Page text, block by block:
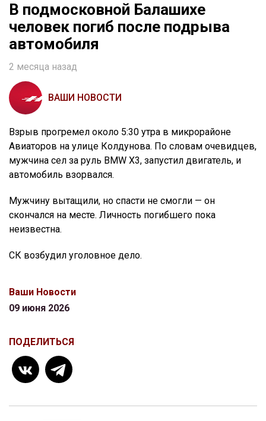
В подмосковной Балашихе
человек погиб после подрыва
автомобиля
2 месяца назад
ВАШИ НОВОСТИ
Взрыв прогремел около 5:30 утра в микрорайоне
Авиаторов на улице Колдунова. По словам очевидцев,
мужчина сел за руль BMW X3, запустил двигатель, и
автомобиль взорвался.
Мужчину вытащили, но спасти не смогли — он
скончался на месте. Личность погибшего пока
неизвестна.
СК возбудил уголовное дело.
Ваши Новости
09 июня 2026
ПОДЕЛИТЬСЯ